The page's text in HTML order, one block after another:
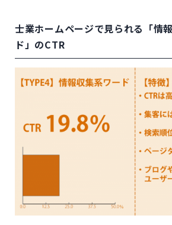
士業ホームページで見られる「情
ド」のCTR